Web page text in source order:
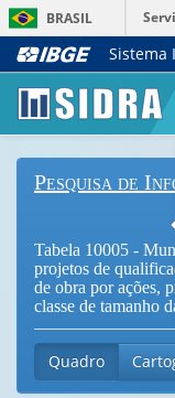
BRASIL
Sistema
Pesquisa de
Tabela 10005 -
projetos de
de obra por ações,
classe de tamanho
Quadro